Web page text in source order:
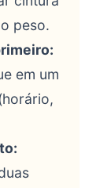
peso.
em um